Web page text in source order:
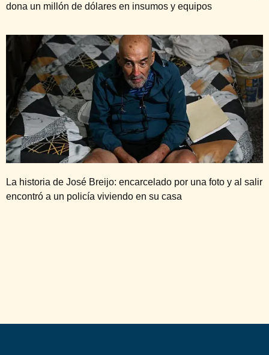
dona un millón de dólares en insumos y equipos
La historia de José Breijo: encarcelado por una foto y al salir
encontró a un policía viviendo en su casa